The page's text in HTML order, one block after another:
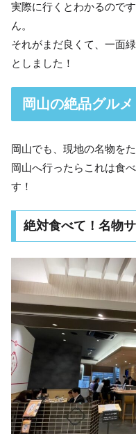
実際に行くとわかるので
ん。
それがまだ良くて、一面
としました！
岡山の絶品グルメ
岡山でも、現地の名物を
岡山へ行ったらこれは食
す！
絶対食べて！名物